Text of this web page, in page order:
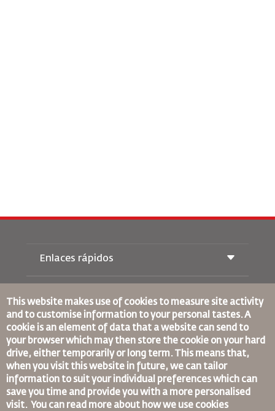
Enlaces rápidos
Condiciones de transporte
Revista Royal Wings
Viajar estando Embarazada
Preguntas Frecuentes
Necesidades Especiales
oneworld
Plan de accesibilidad y Proceso de Comentarios
Reservas de tren
Alquiler de Coches
RJ Unlimited
Oferta Para Estudiantes
Tikram
Alojamiento en Tránsito
Quiénes Somos
Anúnciese Con Nosotros
Únase a Nuestra Familia
Noticias
Política de Privacidad
Normas Corporativas Vinculantes
This website makes use of cookies to measure site activity
and to customise information to your personal tastes. A
cookie is an element of data that a website can send to
your browser which may then store the cookie on your hard
drive, either temporarily or long term. This means that,
when you visit this website in future, we can tailor
information to suit your individual preferences which can
save you time and provide you with a more personalised
visit. You can read more about how we use cookies